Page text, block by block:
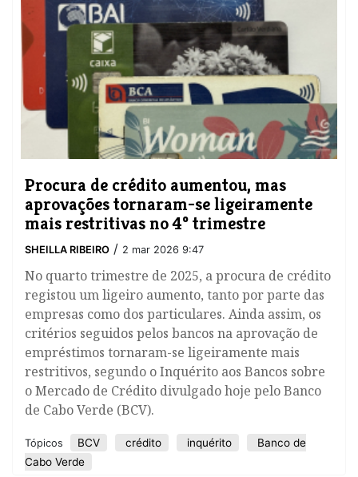
Procura de crédito aumentou, mas
aprovações tornaram-se ligeiramente
mais restritivas no 4º trimestre
SHEILLA RIBEIRO / 2 mar 2026 9:47
No quarto trimestre de 2025, a procura de crédito
registou um ligeiro aumento, tanto por parte das
empresas como dos particulares. Ainda assim, os
critérios seguidos pelos bancos na aprovação de
empréstimos tornaram-se ligeiramente mais
restritivos, segundo o Inquérito aos Bancos sobre
o Mercado de Crédito divulgado hoje pelo Banco
de Cabo Verde (BCV).
Tópicos BCV crédito inquérito
Banco de
Cabo Verde